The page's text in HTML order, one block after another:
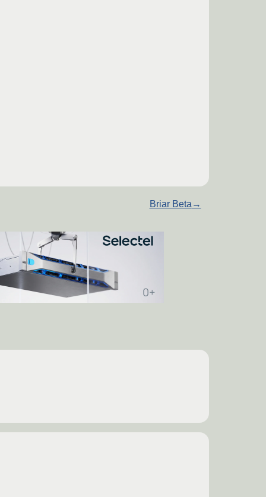
Briar Beta →